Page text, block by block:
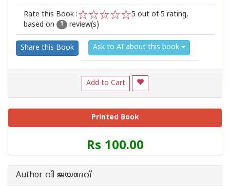
Rate this Book :
2
1
5 out of 5 rating,
based on
1 review(s)
Share this Book Ask to AI about this book
Add to Cart
Printed Book
Price
of
Book
Rs 100.00
Author വി ജയദേവ്